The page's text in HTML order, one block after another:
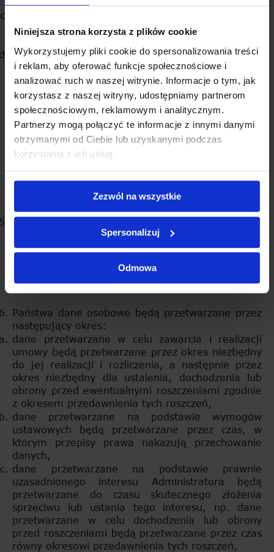
Niniejsza strona korzysta z plików cookie
Wykorzystujemy pliki cookie do spersonalizowania treści
i reklam, aby oferować funkcje społecznościowe i
analizować ruch w naszej witrynie. Informacje o tym, jak
korzystasz z naszej witryny, udostępniamy partnerom
społecznościowym, reklamowym i analitycznym.
Partnerzy mogą połączyć te informacje z innymi danymi
otrzymanymi od Ciebie lub uzyskanymi podczas
korzystania z ich usług.
Zezwól na wszystkie
Spersonalizuj
Odmowa
podstawie przepisów prawa, np. urzędom
w uzasadnionych przypadkach – klientom i
kontrahentom Administratora w związku
z prowadzeniem przez Administratora działalności
gospodarczej.
Przed przekazaniem danych uzyskamy co
najmniej zapewnienie, iż podmioty, które
otrzymają Państwa dane osobowe, gwarantują
wystarczające gwarancje wdrożenia odpowiednich
środków technicznych i organizacyjnych, tak, by
przetwarzanie danych osobowych spełniało
Administrator nie będzie przekazywać Państwa
danych osobowych poza Europejski Obszar
Gospodarczy.
Jak długo będziemy przetwarzać dane
osobowe?
Państwa dane osobowe będą przetwarzane przez
następujący okres:
dane przetwarzane w celu zawarcia i realizacji
umowy będą przetwarzane przez okres niezbędny
do jej realizacji i rozliczenia, a następnie przez
okres niezbędny dla ustalenia, dochodzenia lub
obrony przed ewentualnymi roszczeniami zgodnie
z okresem przedawnienia tych roszczeń,
dane przetwarzane na podstawie wymogów
ustawowych będą przetwarzane przez czas, w
którym przepisy prawa nakazują przechowanie
danych,
dane przetwarzane na podstawie prawnie
uzasadnionego interesu Administratora będą
przetwarzane do czasu skutecznego złożenia
sprzeciwu lub ustania tego interesu, np. dane
przetwarzane w celu dochodzenia lub obrony
przed roszczeniami będą przetwarzane przez czas
równy okresowi przedawnienia tych roszczeń,